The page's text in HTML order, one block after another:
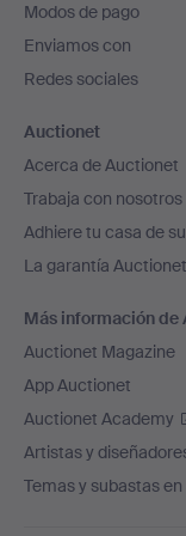
de
página
Modos de pago
Enviamos con
Redes sociales
Auctionet
Acerca de Auctionet
Trabaja con nosotros
Adhiere tu casa de
La garantía Auctionet
Más información de
Auctionet Magazine
App Auctionet
Auctionet Academy
Artistas y
Temas y subastas en